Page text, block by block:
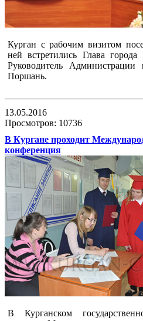
Курган с рабочим визитом
ней встретились Глава
Руководитель Администрации
Поршань.
13.05.2016
Просмотров: 10736
В Кургане проходит
конференция
В Курганском